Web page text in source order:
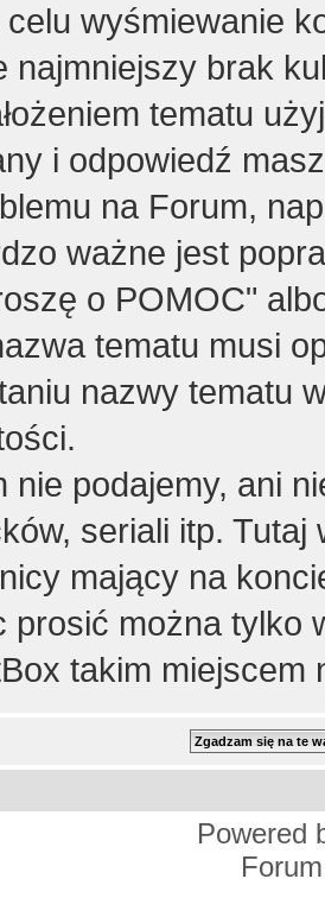
wyśmiewanie
najmniejszy brak
tematu
i odpowiedź
na Forum,
ważne jest
o POMOC"
tematu musi
nazwy tematu
nie podajemy, ani
seriali itp. Tutaj
mający na
prosić można tylko
takim miejscem
Powered